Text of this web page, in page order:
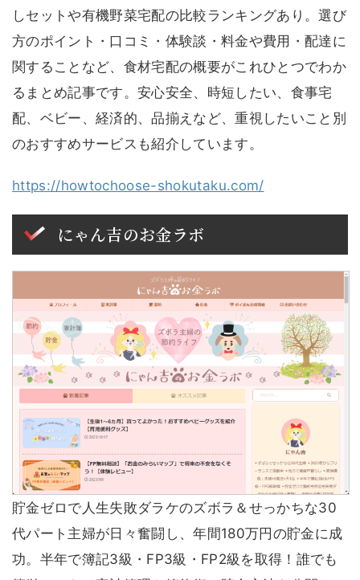
しセットや有機野菜宅配の比較ランキングあり。選び
方のポイント・口コミ・体験談・料金や費用・配達に
関することなど、食材宅配の概要がこれひとつでわか
るまとめ記事です。安心安全、時短したい、食事宅
配、ベビー、経済的、品揃えなど、重視したいこと別
のおすすめサービスも紹介しています。
https://howtochoose-shokutaku.com/
にゃん吉のお金ラボ
貯金ゼロで人生失敗ダラケのズボラ＆せっかちな30
代パート主婦が日々奮闘し、年間180万円の貯金に成
功。半年で簿記3級・FP3級・FP2級を取得！誰でも